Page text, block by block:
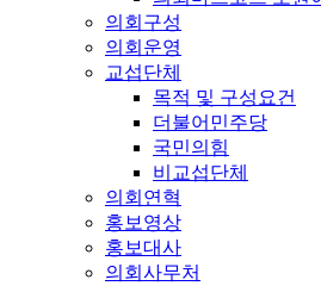
의회구성
의회운영
교섭단체
목적 및 구성요건
더불어민주당
국민의힘
비교섭단체
의회연혁
홍보영상
홍보대사
의회사무처